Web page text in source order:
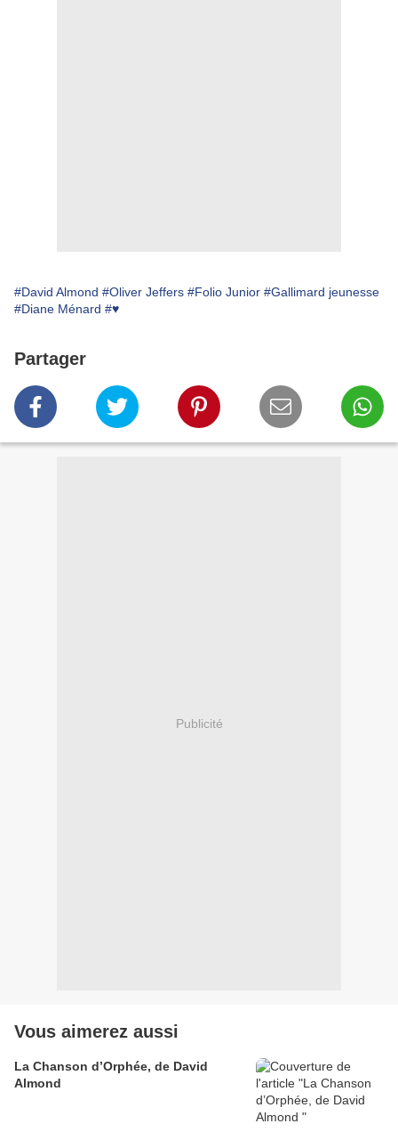
#David Almond #Oliver Jeffers #Folio Junior #Gallimard jeunesse
#Diane Ménard #♥
Partager
Publicité
Vous aimerez aussi
La Chanson d’Orphée, de David
Almond